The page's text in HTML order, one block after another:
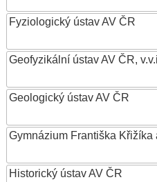
Fyziologický ústav AV ČR
Geofyzikální ústav AV ČR,
Geologický ústav AV ČR
Gymnázium Františka Křižíka
Historický ústav AV ČR